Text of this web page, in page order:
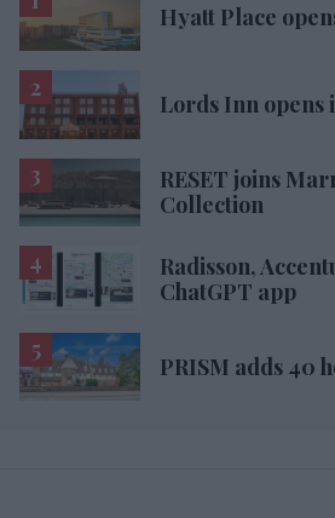
Hyatt Place
Lords Inn opens
RESET joins
Collection
Radisson,
ChatGPT app
PRISM adds 40